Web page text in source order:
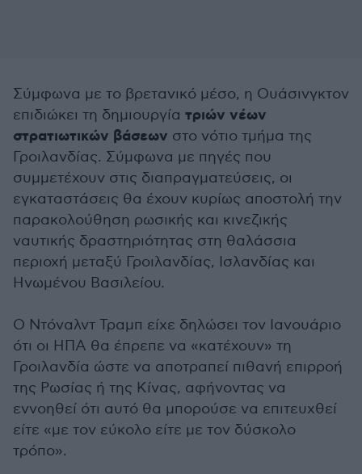
Σύμφωνα με το βρετανικό μέσο, η Ουάσινγκτον
επιδιώκει τη δημιουργία τριών νέων
στρατιωτικών βάσεων στο νότιο τμήμα της
Γροιλανδίας. Σύμφωνα με πηγές που
συμμετέχουν στις διαπραγματεύσεις, οι
εγκαταστάσεις θα έχουν κυρίως αποστολή την
παρακολούθηση ρωσικής και κινεζικής
ναυτικής δραστηριότητας στη θαλάσσια
περιοχή μεταξύ Γροιλανδίας, Ισλανδίας και
Ηνωμένου Βασιλείου.
Ο Ντόναλντ Τραμπ είχε δηλώσει τον Ιανουάριο
ότι οι ΗΠΑ θα έπρεπε να «κατέχουν» τη
Γροιλανδία ώστε να αποτραπεί πιθανή επιρροή
της Ρωσίας ή της Κίνας, αφήνοντας να
εννοηθεί ότι αυτό θα μπορούσε να επιτευχθεί
είτε «με τον εύκολο είτε με τον δύσκολο
τρόπο».